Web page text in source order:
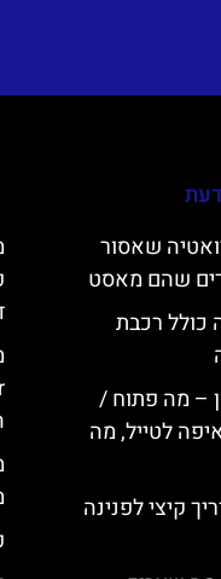
שאסור
שהם מאסט
כולל רכבת
– מה פתוח /
לטייל, מה
קיצי לפנינה